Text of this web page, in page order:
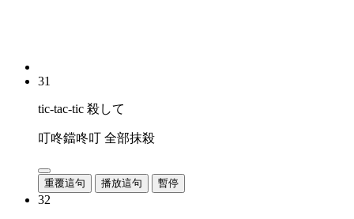
31
tic-tac-tic 殺して
叮咚鐺咚叮 全部抹殺
重覆這句 播放這句 暫停
32